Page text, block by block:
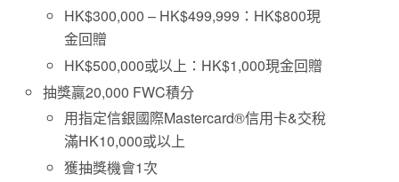
HK$300,000 – HK$499,999：HK$800現
金回贈
HK$500,000或以上： HK$1,000現金回贈
抽獎贏20,000 FWC積分
用指定信銀國際Mastercard®信用卡&交稅
滿HK10,000或以上
獲抽獎機會1次